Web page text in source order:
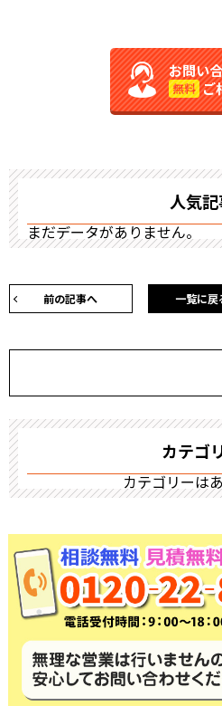
お問い
無料 ご
人気
まだデータがありません。
前の記事へ 一覧に戻
カテゴ
カテゴリーは